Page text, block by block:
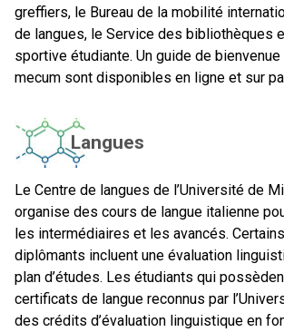
greffiers, le Bureau de la mobilité
de langues, le Service des bibliothèques
sportive étudiante. Un guide de bienvenue
mecum sont disponibles en ligne et sur
Langues
Le Centre de langues de l’Université de
organise des cours de langue italienne
les intermédiaires et les avancés.
diplômants incluent une évaluation
plan d’études. Les étudiants qui
certificats de langue reconnus par
des crédits d’évaluation linguistique en